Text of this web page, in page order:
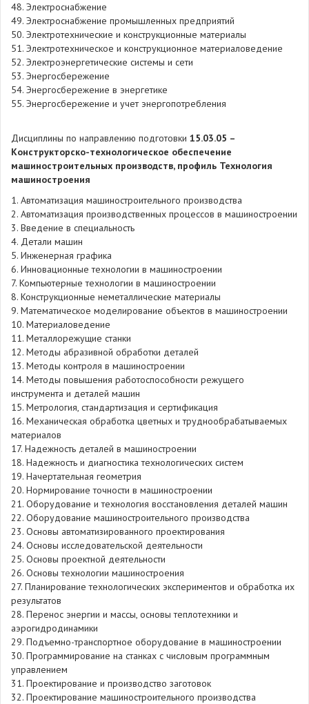
48. Электроснабжение
49. Электроснабжение промышленных предприятий
50. Электротехнические и конструкционные материалы
51. Электротехническое и конструкционное материаловедение
52. Электроэнергетические системы и сети
53. Энергосбережение
54. Энергосбережение в энергетике
55. Энергосбережение и учет энергопотребления
Дисциплины по направлению подготовки 15.03.05 –
Конструкторско-технологическое обеспечение
машиностроительных производств, профиль Технология
машиностроения
1. Автоматизация машиностроительного производства
2. Автоматизация производственных процессов в машиностроении
3. Введение в специальность
4. Детали машин
5. Инженерная графика
6. Инновационные технологии в машиностроении
7. Компьютерные технологии в машиностроении
8. Конструкционные неметаллические материалы
9. Математическое моделирование объектов в машиностроении
10. Материаловедение
11. Металлорежущие станки
12. Методы абразивной обработки деталей
13. Методы контроля в машиностроении
14. Методы повышения работоспособности режущего
инструмента и деталей машин
15. Метрология, стандартизация и сертификация
16. Механическая обработка цветных и труднообрабатываемых
материалов
17. Надежность деталей в машиностроении
18. Надежность и диагностика технологических систем
19. Начертательная геометрия
20. Нормирование точности в машиностроении
21. Оборудование и технология восстановления деталей машин
22. Оборудование машиностроительного производства
23. Основы автоматизированного проектирования
24. Основы исследовательской деятельности
25. Основы проектной деятельности
26. Основы технологии машиностроения
27. Планирование технологических экспериментов и обработка их
результатов
28. Перенос энергии и массы, основы теплотехники и
аэрогидродинамики
29. Подъемно-транспортное оборудование в машиностроении
30. Программирование на станках с числовым программным
управлением
31. Проектирование и производство заготовок
32. Проектирование машиностроительного производства